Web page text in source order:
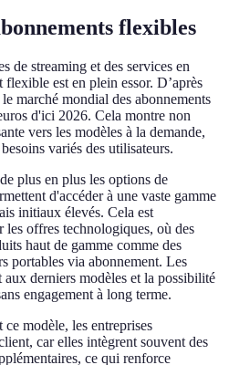
flexibles
de streaming et des services en
est en plein essor. D’après
le marché mondial des abonnements
d'ici 2026. Cela montre non
vers les modèles à la demande,
variés des utilisateurs.
plus en plus les options de
d'accéder à une vaste gamme
initiaux élevés. Cela est
offres technologiques, où des
haut de gamme comme des
portables via abonnement. Les
aux derniers modèles et la possibilité
engagement à long terme.
modèle, les entreprises
car elles intègrent souvent des
ce qui renforce